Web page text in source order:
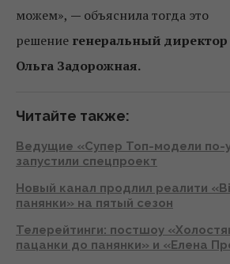
можем», — объяснила тогда это
решение генеральный
Ольга Задорожная.
Читайте также:
Ведущие «Супер Топ-модели по-
запустили спецпроект
Новый канал продлил реалити
панянки» на пятый сезон
Телерейтинги: постшоу
пацанки до панянки» и «Елена